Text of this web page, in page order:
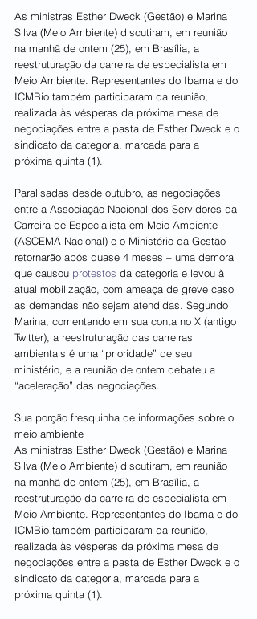
As ministras Esther Dweck (Gestão) e Marina
Silva (Meio Ambiente) discutiram, em reunião
na manhã de ontem (25), em Brasília, a
reestruturação da carreira de especialista em
Meio Ambiente. Representantes do Ibama e do
ICMBio também participaram da reunião,
realizada às vésperas da próxima mesa de
negociações entre a pasta de Esther Dweck e o
sindicato da categoria, marcada para a
próxima quinta (1).
Paralisadas desde outubro, as negociações
entre a Associação Nacional dos Servidores da
Carreira de Especialista em Meio Ambiente
(ASCEMA Nacional) e o Ministério da Gestão
retornarão após quase 4 meses – uma demora
que causou protestos da categoria e levou à
atual mobilização, com ameaça de greve caso
as demandas não sejam atendidas. Segundo
Marina, comentando em sua conta no X (antigo
Twitter), a reestruturação das carreiras
ambientais é uma “prioridade” de seu
ministério, e a reunião de ontem debateu a
“aceleração” das negociações.
Sua porção fresquinha de informações sobre o
meio ambiente
As ministras Esther Dweck (Gestão) e Marina
Silva (Meio Ambiente) discutiram, em reunião
na manhã de ontem (25), em Brasília, a
reestruturação da carreira de especialista em
Meio Ambiente. Representantes do Ibama e do
ICMBio também participaram da reunião,
realizada às vésperas da próxima mesa de
negociações entre a pasta de Esther Dweck e o
sindicato da categoria, marcada para a
próxima quinta (1).